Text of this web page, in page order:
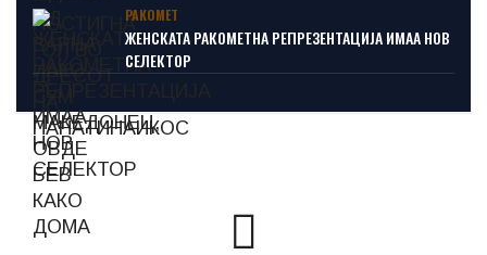
РАКОМЕТ
ЖЕНСКАТА РАКОМЕТНА РЕПРЕЗЕНТАЦИЈА ИМАА НОВ
СЕЛЕКТОР